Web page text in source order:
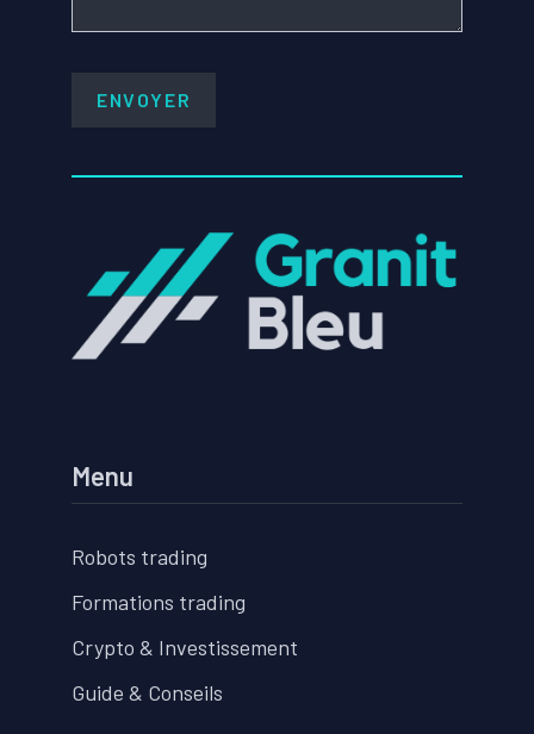
Menu
Robots trading
Formations trading
Crypto & Investissement
Guide & Conseils